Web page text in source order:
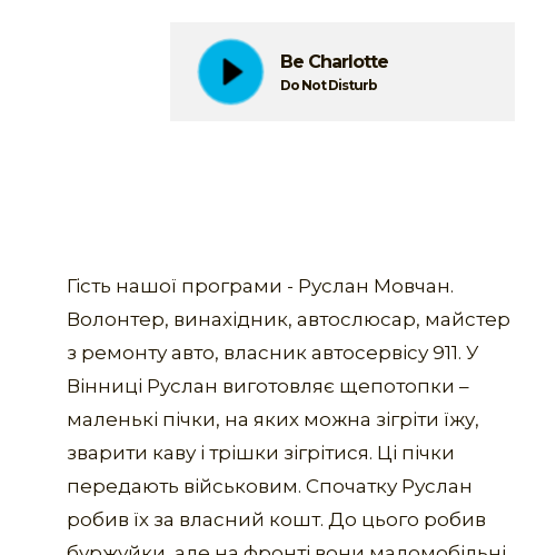
Be Charlotte
Do Not Disturb
Гість нашої програми - Руслан Мовчан.
Волонтер, винахідник, автослюсар, майстер
з ремонту авто, власник автосервісу 911. У
Вінниці Руслан виготовляє щепотопки –
маленькі пічки, на яких можна зігріти їжу,
зварити каву і трішки зігрітися. Ці пічки
передають військовим. Спочатку Руслан
робив їх за власний кошт. До цього робив